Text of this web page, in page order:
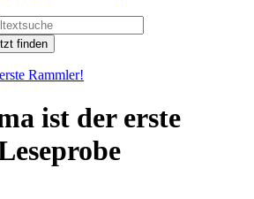
finden
ist der erste